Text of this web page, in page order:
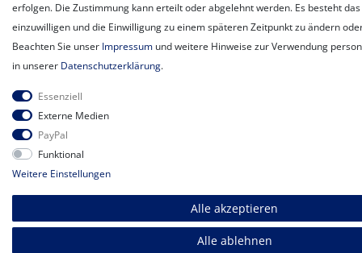
erfolgen. Die Zustimmung kann erteilt oder abgelehnt werden. Es besteht das
einzuwilligen und die Einwilligung zu einem späteren Zeitpunkt zu ändern
Beachten Sie unser Impressum und weitere Hinweise zur Verwendung
in unserer Daten­schutz­erklärung.
Essenziell
Externe Medien
PayPal
Funktional
Weitere Einstellungen
Alle akzeptieren
Alle ablehnen